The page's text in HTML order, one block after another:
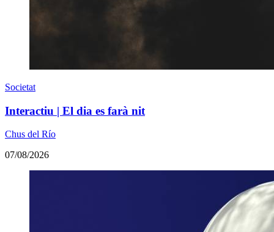
Societat
Interactiu | El dia es farà nit
Chus del Río
07/08/2026